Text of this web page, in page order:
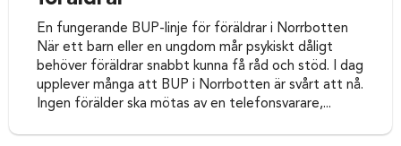
En fungerande BUP-linje för föräldrar i Norrbotten
När ett barn eller en ungdom mår psykiskt dåligt
behöver föräldrar snabbt kunna få råd och stöd. I dag
upplever många att BUP i Norrbotten är svårt att nå.
Ingen förälder ska mötas av en telefonsvarare,...